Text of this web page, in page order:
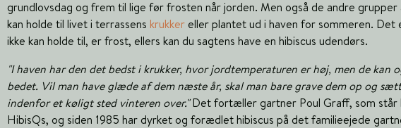
grundlovsdag og frem til lige før frosten når jorden. Men også de andre grupper
kan holde til livet i terrassens krukker eller plantet ud i haven for sommeren. Det
ikke kan holde til, er frost, ellers kan du sagtens have en hibiscus udendørs.
"I haven har den det bedst i krukker, hvor jordtemperaturen er høj, men de kan
bedet. Vil man have glæde af dem næste år, skal man bare grave dem op og
indenfor et køligt sted vinteren over."Det fortæller gartner Poul Graff, som står
HibisQs, og siden 1985 har dyrket og forædlet hibiscus på det familieejede